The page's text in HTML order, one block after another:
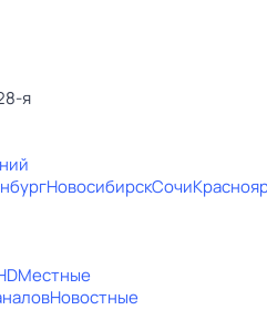
я
НовосибирскСочи
Местные
Новостные